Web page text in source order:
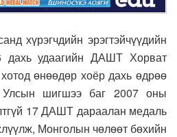
хүрэгчдийн эрэгтэйчүүдийн
дахь удаагийн ДАШТ Хорват
өнөөдөр хоёр дахь өдрөө
шигшээ баг 2007 оны
17 ДАШТ дараалан медаль
Монголын чөлөөт бөхийн